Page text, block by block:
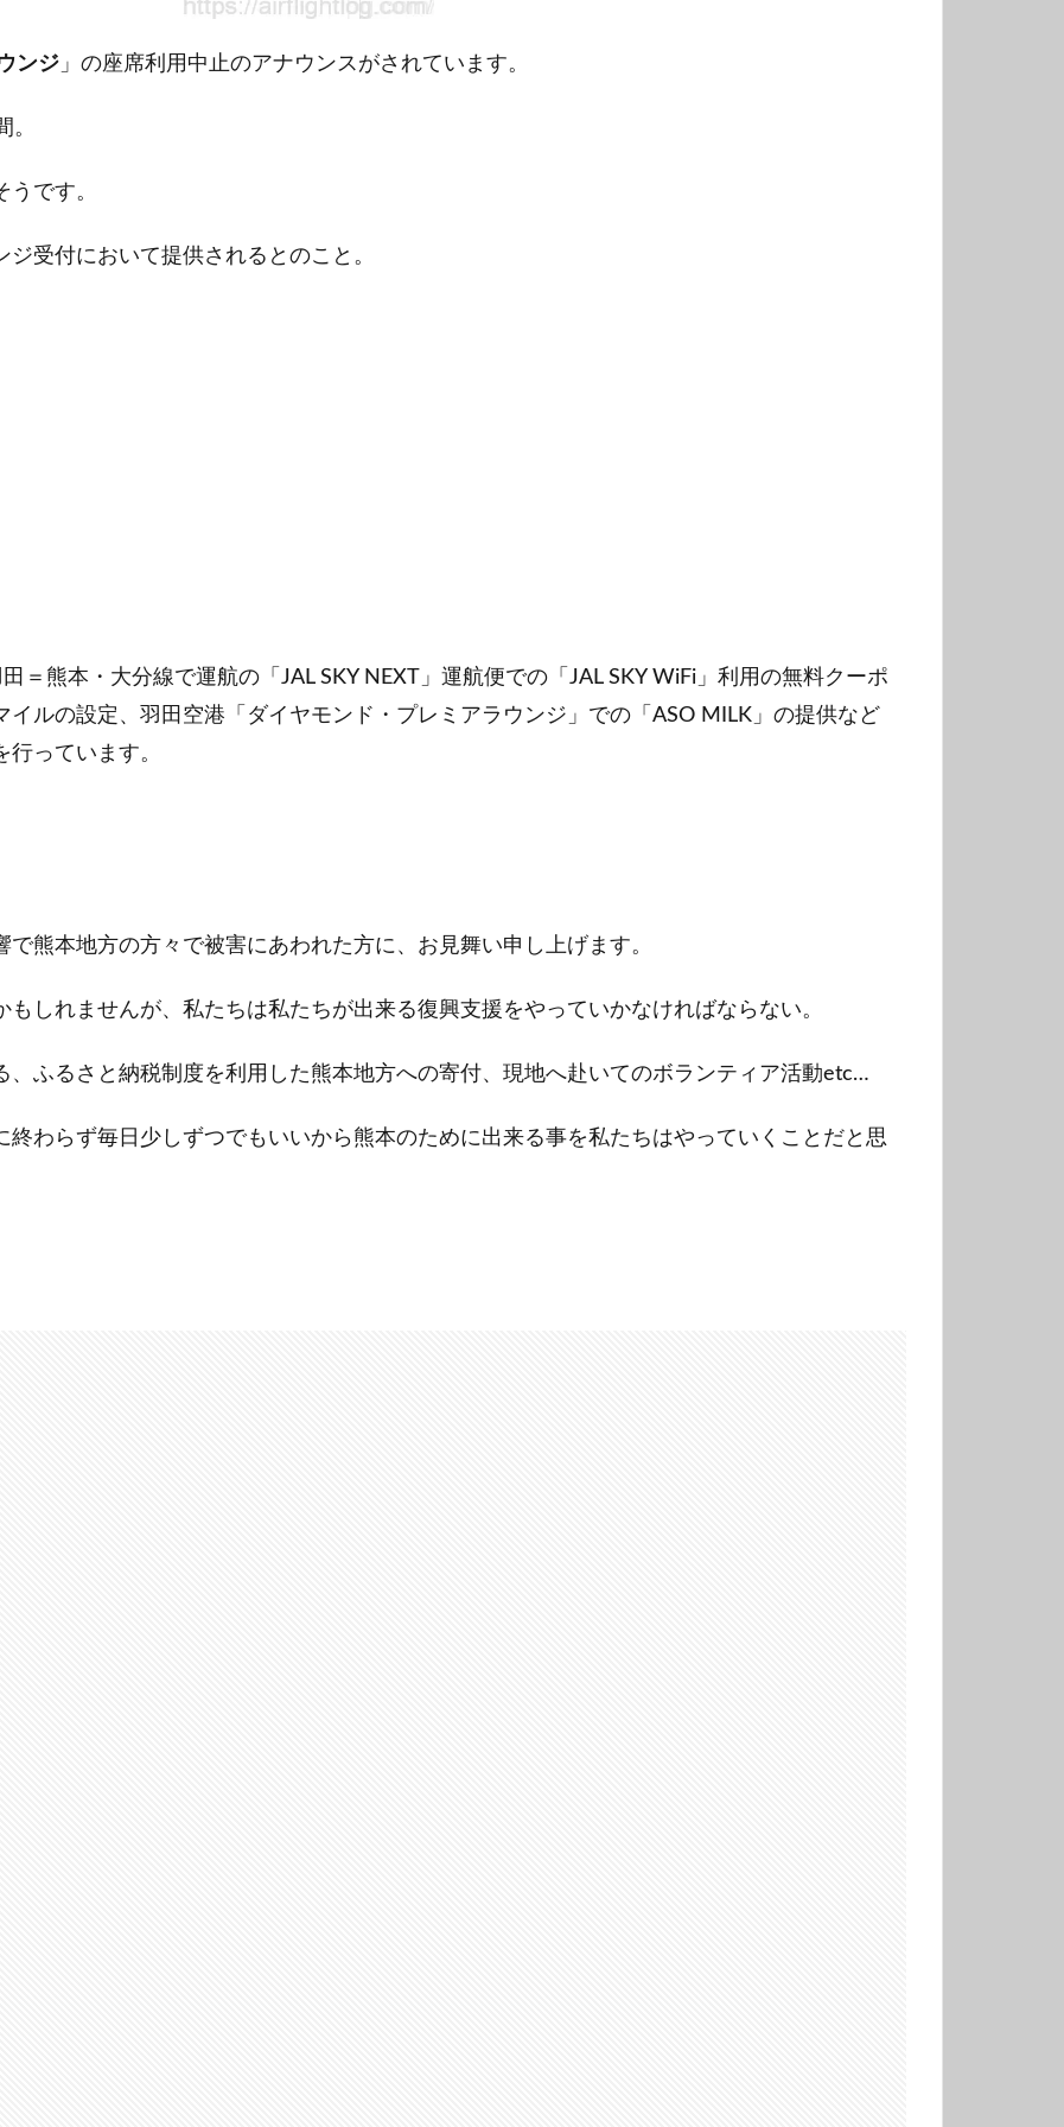
ンジ 」の座席利用中止のアナウンスがされています。
。
です。
受付において提供されるとのこと。
＝熊本・大分線で運航の「JAL SKY NEXT」運航便での「JAL SKY WiFi」利用の無料クーポ
ルの設定、羽田空港「ダイヤモンド・プレミアラウンジ」での「ASO MILK」の提供など
っています。
熊本地方の方々で被害にあわれた方に、お見舞い申し上げます。
しれませんが、私たちは私たちが出来る復興支援をやっていかなければならない。
、ふるさと納税制度を利用した熊本地方への寄付、現地へ赴いてのボランティア活動etc…
わらず毎日少しずつでもいいから熊本のために出来る事を私たちはやっていくことだと思